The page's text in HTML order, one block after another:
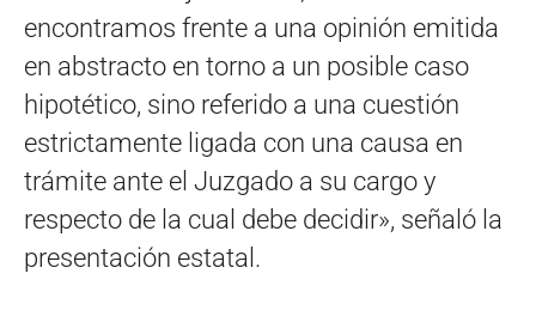
encontramos frente a una opinión emitida
en abstracto en torno a un posible caso
hipotético, sino referido a una cuestión
estrictamente ligada con una causa en
trámite ante el Juzgado a su cargo y
respecto de la cual debe decidir», señaló la
presentación estatal.